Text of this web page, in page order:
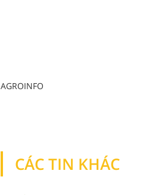
AGROINFO
CÁC TIN KHÁC